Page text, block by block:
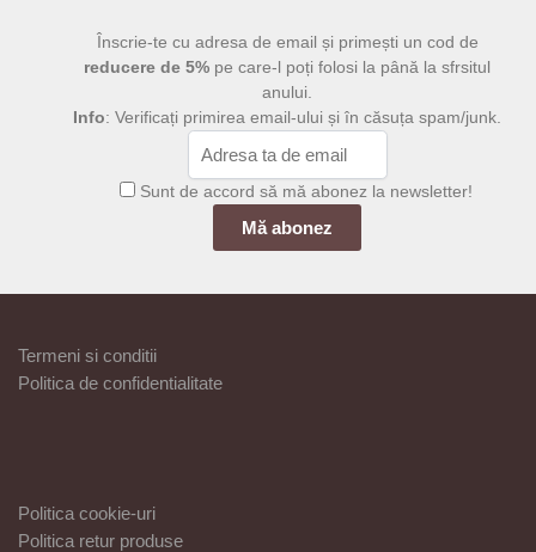
Înscrie-te cu adresa de email și primești un cod de
reducere de 5% pe care-l poți folosi la până la sfrsitul
anului.
Info: Verificați primirea email-ului și în căsuța spam/junk.
Sunt de accord să mă abonez la newsletter!
Termeni si conditii
Politica de confidentialitate
Politica cookie-uri
Politica retur produse